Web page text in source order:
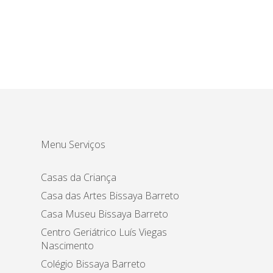
Menu Serviços
Casas da Criança
Casa das Artes Bissaya Barreto
Casa Museu Bissaya Barreto
Centro Geriátrico Luís Viegas
Nascimento
Colégio Bissaya Barreto